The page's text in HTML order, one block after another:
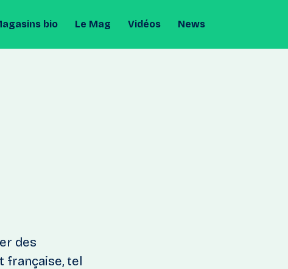
bio Le Mag Vidéos News
des
française, tel